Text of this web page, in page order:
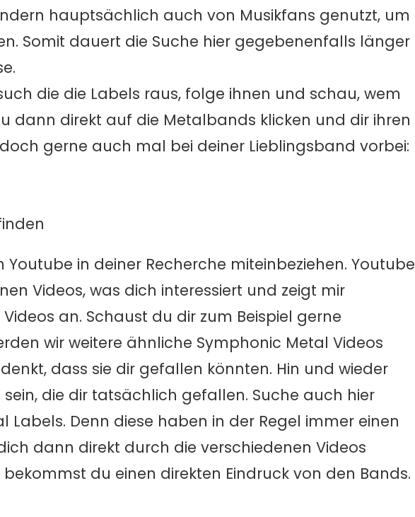
hauptsächlich auch von Musikfans genutzt, um
Somit dauert die Suche hier gegebenenfalls länger
die die Labels raus, folge ihnen und schau, wem
dann direkt auf die Metalbands klicken und dir ihren
gerne auch mal bei deiner Lieblingsband vorbei:
in deiner Recherche miteinbeziehen. Youtube
Videos, was dich interessiert und zeigt mir
an. Schaust du dir zum Beispiel gerne
wir weitere ähnliche Symphonic Metal Videos
dass sie dir gefallen könnten. Hin und wieder
die dir tatsächlich gefallen. Suche auch hier
Denn diese haben in der Regel immer einen
dann direkt durch die verschiedenen Videos
du einen direkten Eindruck von den Bands.